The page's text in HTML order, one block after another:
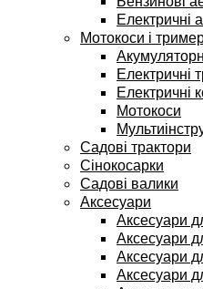
Електричні
Мотокоси і
Електричні
Електричні
Мотокоси
Садові трактори
Сінокосарки
Садові валики
Аксесуари
Аксесуари
Аксесуари
Аксесуари
Аксесуари